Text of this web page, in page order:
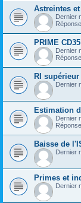
Astreintes
Dernier
PRIME CD35
Dernier
RI
Dernier
Estimation
Dernier
Baisse de
Dernier
Primes et
Dernier